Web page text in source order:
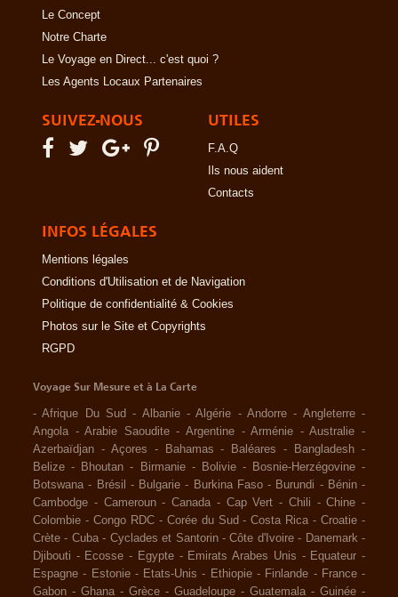
Le Concept
Notre Charte
Le Voyage en Direct... c'est quoi ?
Les Agents Locaux Partenaires
SUIVEZ-NOUS UTILES
F.A.Q
Ils nous aident
Contacts
INFOS LÉGALES
Mentions légales
Conditions d'Utilisation et de Navigation
Politique de confidentialité & Cookies
Photos sur le Site et Copyrights
RGPD
Voyage Sur Mesure et à La Carte
-Afrique Du Sud - Albanie -Algérie -Andorre - Angleterre -
Angola -Arabie Saoudite -Argentine -Arménie -Australie -
Azerbaïdjan - Açores - Bahamas - Baléares - Bangladesh -
Belize - Bhoutan - Birmanie - Bolivie - Bosnie-Herzégovine -
Botswana - Brésil - Bulgarie - Burkina Faso - Burundi - Bénin -
Cambodge - Cameroun - Canada - Cap Vert - Chili -Chine -
Colombie - Congo RDC - Corée du Sud -Costa Rica -Croatie -
Crète - Cuba - Cyclades et Santorin -Côte d'Ivoire - Danemark -
Djibouti - Ecosse - Egypte - Emirats Arabes Unis - Equateur -
Espagne - Estonie - Etats-Unis - Ethiopie - Finlande - France -
Gabon - Ghana - Grèce - Guadeloupe - Guatemala - Guinée -